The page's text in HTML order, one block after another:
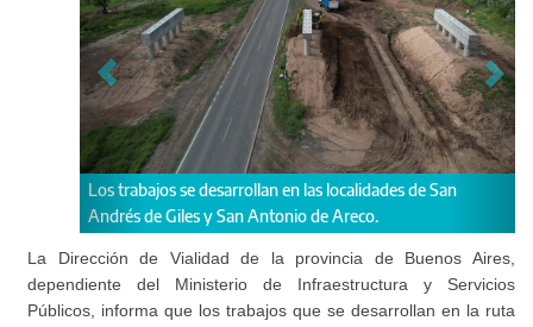
en las localidades de San
y San Antonio de Areco.
La Provincia sigue
la Ruta Provincial N°41.
La Dirección de Vialidad de la provincia de Buenos Aires,
dependiente del Ministerio de Infraestructura y Servicios
Públicos, informa que los trabajos que se desarrollan en la ruta